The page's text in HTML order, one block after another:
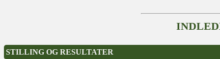
STILLING OG RESULTATER